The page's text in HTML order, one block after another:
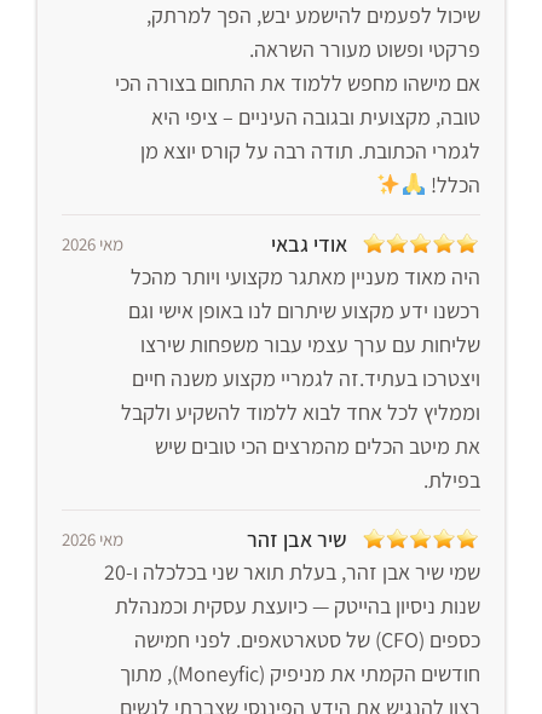
שיכול לפעמים להישמע יבש, הפך למרתק,
פרקטי ופשוט מעורר השראה.
אם מישהו מחפש ללמוד את התחום בצורה הכי
טובה, מקצועית ובגובה העיניים – ציפי היא
לגמרי הכתובת. תודה רבה על קורס יוצא מן
הכלל!
אודי גבאי מאי 2026
היה מאוד מעניין מאתגר מקצועי ויותר מהכל
רכשנו ידע מקצוע שיתרום לנו באופן אישי וגם
שליחות עם ערך עצמי עבור משפחות שירצו
ויצטרכו בעתיד.זה לגמריי מקצוע משנה חיים
וממליץ לכל אחד לבוא ללמוד להשקיע ולקבל
את מיטב הכלים מהמרצים הכי טובים שיש
בפילת.
שיר אבן זהר מאי 2026
שמי שיר אבן זהר, בעלת תואר שני בכלכלה ו-20
שנות ניסיון בהייטק — כיועצת עסקית וכמנהלת
כספים (CFO) של סטארטאפים. לפני חמישה
חודשים הקמתי את מניפיק (Moneyfic), מתוך
רצון להנגיש את הידע הפיננסי שצברתי לנשים